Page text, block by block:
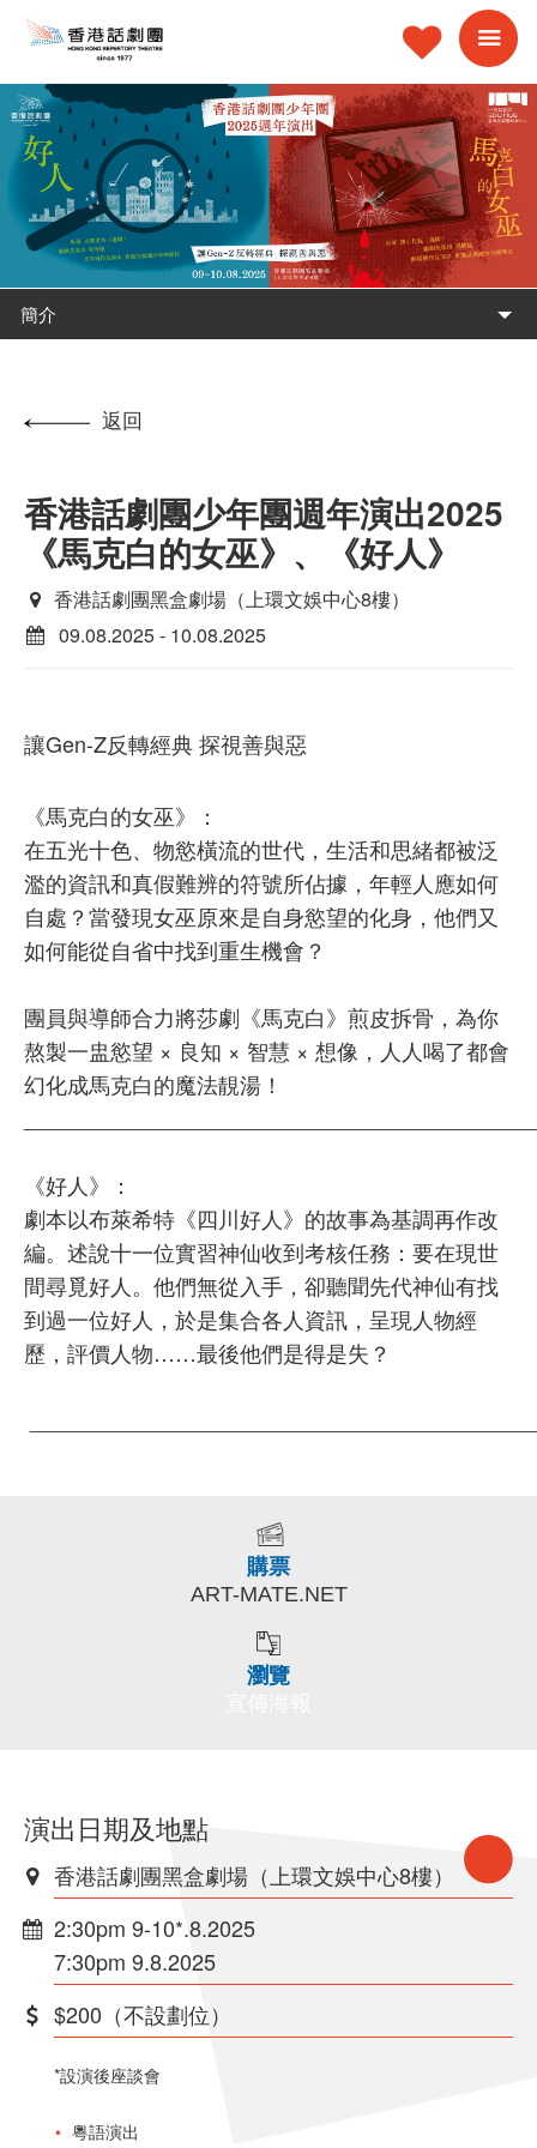
簡介
返回
香港話劇團少年團週年演出2025
《馬克白的女巫》、《好人》
香港話劇團黑盒劇場（上環文娛中心8樓）
09.08.2025 - 10.08.2025
讓Gen-Z反轉經典 探視善與惡
《馬克白的女巫》：
在五光十色、物慾橫流的世代，生活和思緒都被泛
濫的資訊和真假難辨的符號所佔據，年輕人應如何
自處？當發現女巫原來是自身慾望的化身，他們又
如何能從自省中找到重生機會？
團員與導師合力將莎劇《馬克白》煎皮拆骨，為你
熬製一盅慾望 × 良知 × 智慧 × 想像，人人喝了都會
幻化成馬克白的魔法靚湯！
《好人》：
劇本以布萊希特《四川好人》的故事為基調再作改
編。述說十一位實習神仙收到考核任務：要在現世
間尋覓好人。他們無從入手，卻聽聞先代神仙有找
到過一位好人，於是集合各人資訊，呈現人物經
歷，評價人物……最後他們是得是失？
購票
ART-MATE.NET
瀏覽
演出日期及地點
香港話劇團黑盒劇場（上環文娛中心8樓）
2:30pm 9-10*.8.2025
7:30pm 9.8.2025
$200（不設劃位）
*設演後座談會
粵語演出